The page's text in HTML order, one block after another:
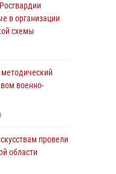
в организации
схемы
военно-
провели
области